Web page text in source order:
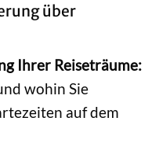
über
Ihrer Reiseträume:
wohin Sie
auf dem